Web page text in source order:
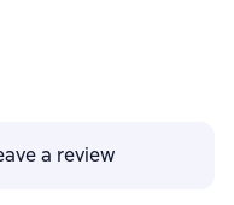
a review